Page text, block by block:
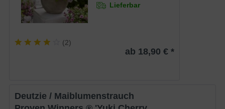
Lieferbar
(2)
ab 18,90 € *
Deutzie / Maiblumenstrauch